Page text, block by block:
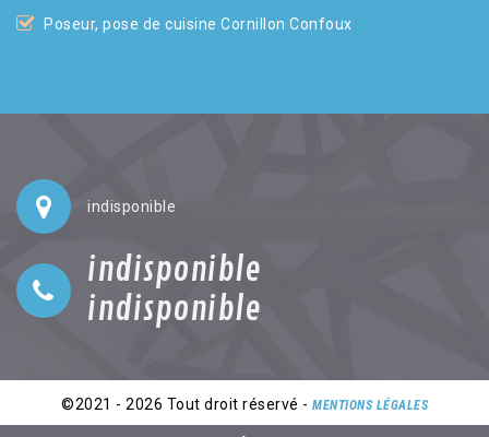
Poseur, pose de cuisine Cornillon Confoux
indisponible
indisponible
indisponible
©2021 - 2026 Tout droit réservé - MENTIONS LÉGALES